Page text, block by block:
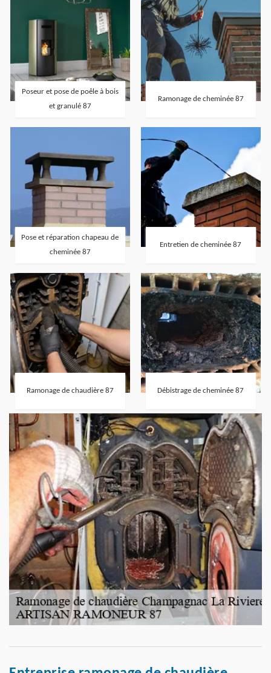
Poseur et pose de poêle à bois
et granulé 87
Ramonage de cheminée 87
Pose et réparation chapeau de
cheminée 87
Entretien de cheminée 87
Ramonage de chaudière 87 Débistrage de cheminée 87